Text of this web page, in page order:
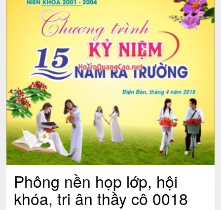
Phông nền họp lớp, hội
khóa, tri ân thầy cô 0018